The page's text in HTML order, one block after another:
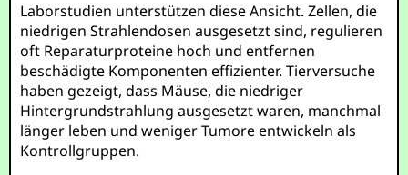
Laborstudien unterstützen diese Ansicht. Zellen, die
niedrigen Strahlendosen ausgesetzt sind, regulieren
oft Reparaturproteine hoch und entfernen
beschädigte Komponenten effizienter. Tierversuche
haben gezeigt, dass Mäuse, die niedriger
Hintergrundstrahlung ausgesetzt waren, manchmal
länger leben und weniger Tumore entwickeln als
Kontrollgruppen.